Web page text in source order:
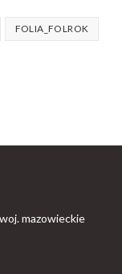
FOLIA_FOLROK
mazowieckie